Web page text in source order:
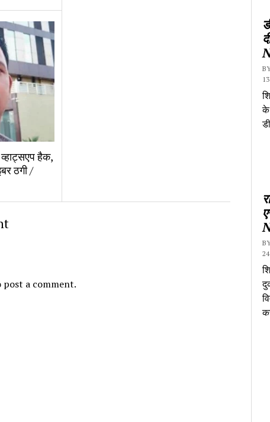
हैक,
ठगी /
a comment.
के